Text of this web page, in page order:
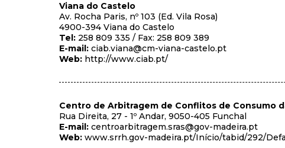
Viana do Castelo
Av. Rocha Paris, nº 103 (Ed. Vila Rosa)
4900-394 Viana do Castelo
Tel: 258 809 335 / Fax: 258 809 389
E-mail: ciab.viana@cm-viana-castelo.pt
Web: http://www.ciab.pt/
Centro de Arbitragem de Conflitos de Consumo
Rua Direita, 27 - 1º Andar, 9050-405 Funchal
E-mail: centroarbitragem.sras@gov-madeira.pt
Web: www.srrh.gov-madeira.pt/Início/tabid/292/